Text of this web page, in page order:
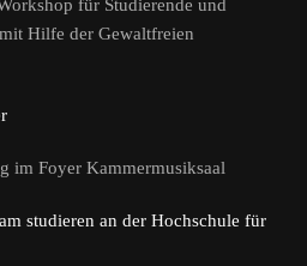
für Studierende und
Hilfe der Gewaltfreien
im Foyer Kammermusiksaal
studieren an der Hochschule für